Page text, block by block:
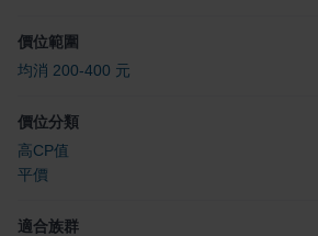
價位範圍
均消 200-400 元
價位分類
高CP值
平價
適合族群